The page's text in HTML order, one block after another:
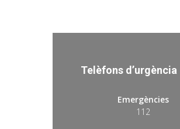
Telèfons d’urgència
Emergències
112